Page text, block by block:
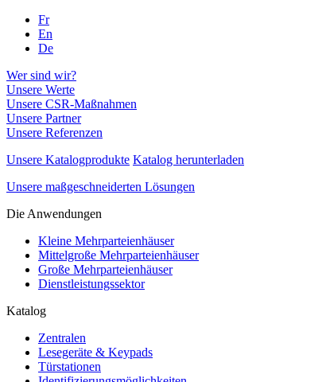
Fr
En
De
Wer sind wir?
Unsere Werte
Unsere CSR-Maßnahmen
Unsere Partner
Unsere Referenzen
Unsere Katalogprodukte Katalog herunterladen
Unsere maßgeschneiderten Lösungen
Die Anwendungen
Kleine Mehrparteienhäuser
Mittelgroße Mehrparteienhäuser
Große Mehrparteienhäuser
Dienstleistungssektor
Katalog
Zentralen
Lesegeräte & Keypads
Türstationen